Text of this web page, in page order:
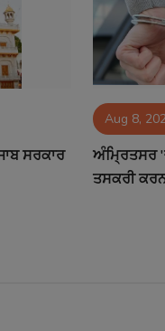
ਸਰਕਾਰ
Aug 8,
ਅੰਮ੍ਰਿਤਸਰ
ਤਸਕਰੀ